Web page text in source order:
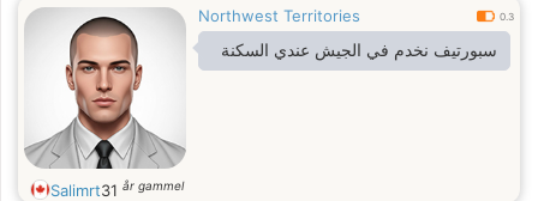
Northwest Territories 0.3
سبورتيف نخدم في الجيش عندي السكنة
Salimrt31 år gammel